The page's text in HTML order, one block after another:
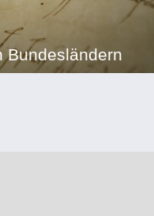
Bundesländern